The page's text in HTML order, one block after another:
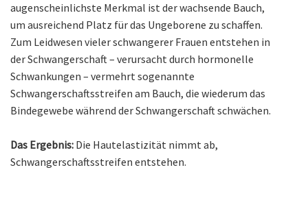
augenscheinlichste Merkmal ist der wachsende Bauch,
um ausreichend Platz für das Ungeborene zu schaffen.
Zum Leidwesen vieler schwangerer Frauen entstehen in
der Schwangerschaft – verursacht durch hormonelle
Schwankungen – vermehrt sogenannte
Schwangerschaftsstreifen am Bauch, die wiederum das
Bindegewebe während der Schwangerschaft schwächen.
Das Ergebnis: Die Hautelastizität nimmt ab,
Schwangerschaftsstreifen entstehen.